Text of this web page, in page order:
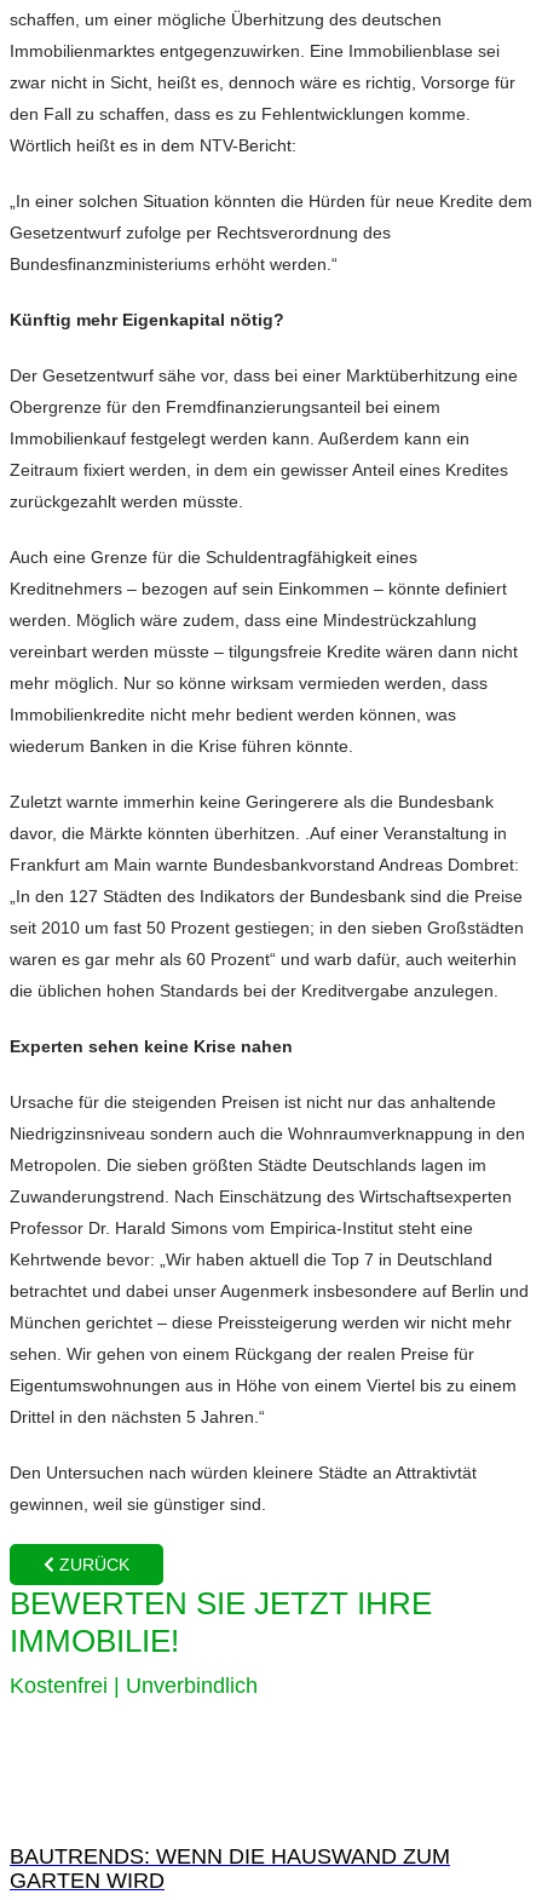
schaffen, um einer mögliche Überhitzung des deutschen
Immobilienmarktes entgegenzuwirken. Eine Immobilienblase sei
zwar nicht in Sicht, heißt es, dennoch wäre es richtig, Vorsorge für
den Fall zu schaffen, dass es zu Fehlentwicklungen komme.
Wörtlich heißt es in dem NTV-Bericht:
„In einer solchen Situation könnten die Hürden für neue Kredite dem
Gesetzentwurf zufolge per Rechtsverordnung des
Bundesfinanzministeriums erhöht werden.“
Künftig mehr Eigenkapital nötig?
Der Gesetzentwurf sähe vor, dass bei einer Marktüberhitzung eine
Obergrenze für den Fremdfinanzierungsanteil bei einem
Immobilienkauf festgelegt werden kann. Außerdem kann ein
Zeitraum fixiert werden, in dem ein gewisser Anteil eines Kredites
zurückgezahlt werden müsste.
Auch eine Grenze für die Schuldentragfähigkeit eines
Kreditnehmers – bezogen auf sein Einkommen – könnte definiert
werden. Möglich wäre zudem, dass eine Mindestrückzahlung
vereinbart werden müsste – tilgungsfreie Kredite wären dann nicht
mehr möglich. Nur so könne wirksam vermieden werden, dass
Immobilienkredite nicht mehr bedient werden können, was
wiederum Banken in die Krise führen könnte.
Zuletzt warnte immerhin keine Geringerere als die Bundesbank
davor, die Märkte könnten überhitzen. .Auf einer Veranstaltung in
Frankfurt am Main warnte Bundesbankvorstand Andreas Dombret:
„In den 127 Städten des Indikators der Bundesbank sind die Preise
seit 2010 um fast 50 Prozent gestiegen; in den sieben Großstädten
waren es gar mehr als 60 Prozent“ und warb dafür, auch weiterhin
die üblichen hohen Standards bei der Kreditvergabe anzulegen.
Experten sehen keine Krise nahen
Ursache für die steigenden Preisen ist nicht nur das anhaltende
Niedrigzinsniveau sondern auch die Wohnraumverknappung in den
Metropolen. Die sieben größten Städte Deutschlands lagen im
Zuwanderungstrend. Nach Einschätzung des Wirtschaftsexperten
Professor Dr. Harald Simons vom Empirica-Institut steht eine
Kehrtwende bevor: „Wir haben aktuell die Top 7 in Deutschland
betrachtet und dabei unser Augenmerk insbesondere auf Berlin und
München gerichtet – diese Preissteigerung werden wir nicht mehr
sehen. Wir gehen von einem Rückgang der realen Preise für
Eigentumswohnungen aus in Höhe von einem Viertel bis zu einem
Drittel in den nächsten 5 Jahren.“
Den Untersuchen nach würden kleinere Städte an Attraktivtät
gewinnen, weil sie günstiger sind.
ZURÜCK
BEWERTEN SIE JETZT IHRE
IMMOBILIE!
Kostenfrei | Unverbindlich
BAUTRENDS: WENN DIE HAUSWAND ZUM
GARTEN WIRD